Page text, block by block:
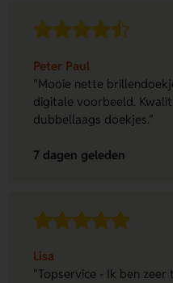
Peter Paul
"Mooie nette
digitale voorbeeld.
dubbellaags doekjes."
7 dagen geleden
Lisa
"Topservice - Ik ben